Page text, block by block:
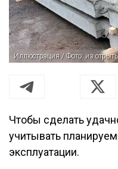
Иллюстрация / Фото: из
Чтобы сделать
учитывать
эксплуатации.